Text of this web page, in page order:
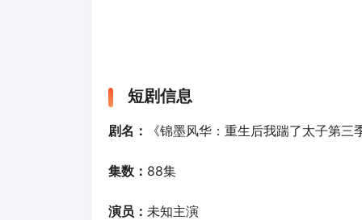
短剧信息
剧名： 《锦墨风华：重生后我踹了太子第三
集数： 88集
演员： 未知主演